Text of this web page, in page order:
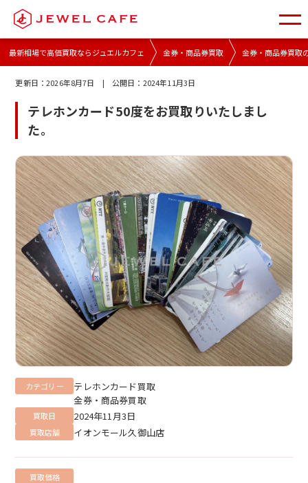
最新相場で高価買取ならジュエルカフェ 金券・商品券買取 金券・商品券買取
更新日：2026年8月7日 | 公開日： 2024年11月3日
テレホンカード50度をお買取りいたしまし
た。
カテゴリー
テレホンカード買取
金券・商品券買取
買取日 2024年11月3日
買取店舗 イオンモール久御山店
買取価格